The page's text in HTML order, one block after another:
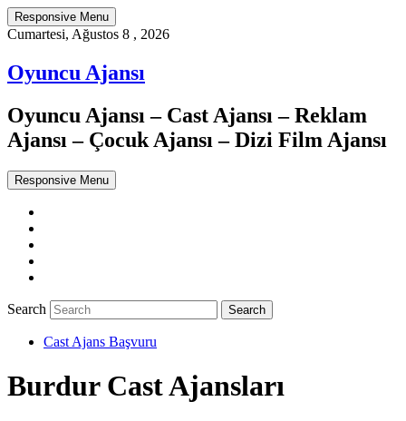
Responsive Menu
Cumartesi, Ağustos 8 , 2026
Oyuncu Ajansı
Oyuncu Ajansı – Cast Ajansı – Reklam
Ajansı – Çocuk Ajansı – Dizi Film Ajansı
Responsive Menu
Search
Cast Ajans Başvuru
Burdur Cast Ajansları